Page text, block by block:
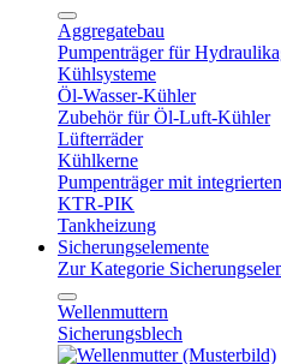
Aggregatebau
Pumpenträger für
Kühlsysteme
Öl-Wasser-Kühler
Zubehör für Öl-Luft-Kühler
Lüfterräder
Kühlkerne
Pumpenträger mit
KTR-PIK
Tankheizung
Sicherungselemente
Zur Kategorie
Wellenmuttern
Sicherungsblech